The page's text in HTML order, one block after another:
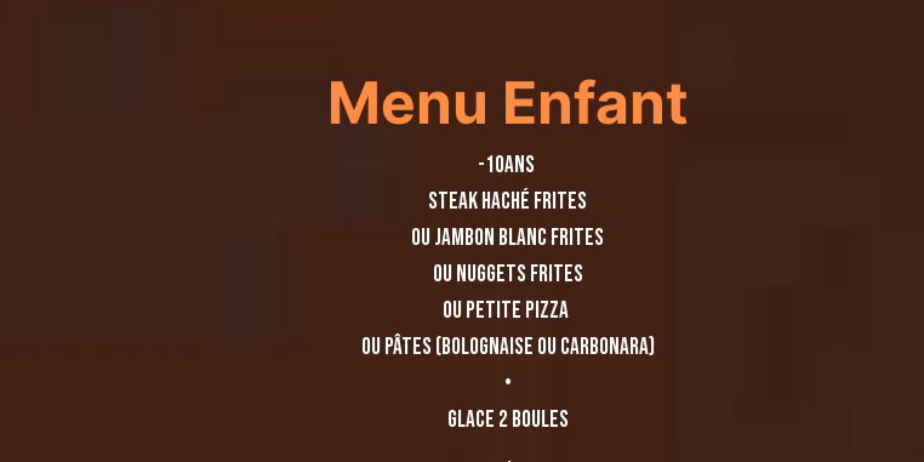
Menu Enfant
-10ans
Steak haché frites
ou jambon blanc frites
ou Nuggets frites
ou petite pizza
ou Pâtes (bolognaise ou carbonara)
•
glace 2 boules
.